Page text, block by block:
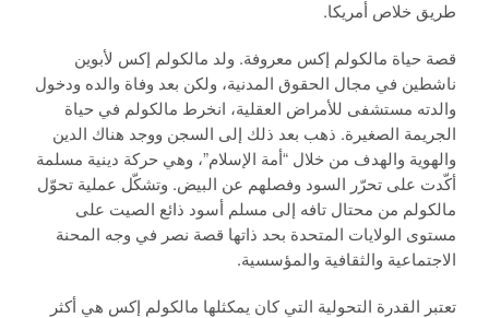
طريق خلاص أمريكا.
قصة حياة مالكولم إكس معروفة. ولد مالكولم إكس لأبوين
ناشطين في مجال الحقوق المدنية، ولكن بعد وفاة والده ودخول
والدته مستشفى للأمراض العقلية، انخرط مالكولم في حياة
الجريمة الصغيرة. ذهب بعد ذلك إلى السجن ووجد هناك الدين
والهوية والهدف من خلال “أمة الإسلام”، وهي حركة دينية مسلمة
أكّدت على تحرّر السود وفصلهم عن البيض. وتشكّل عملية تحوّل
مالكولم من محتال تافه إلى مسلم أسود ذائع الصيت على
مستوى الولايات المتحدة بحد ذاتها قصة نصر في وجه المحنة
الاجتماعية والثقافية والمؤسسية.
تعتبر القدرة التحولية التي كان يمكثلها مالكولم إكس هي أكثر